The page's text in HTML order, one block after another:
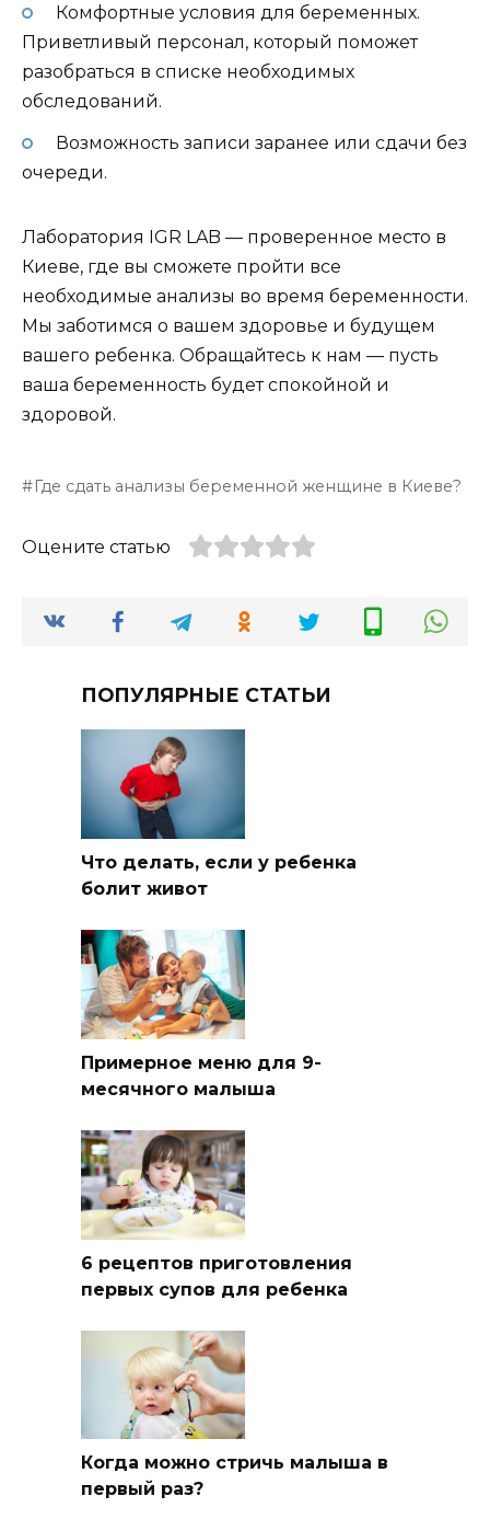
Комфортные условия для беременных.
Приветливый персонал, который поможет
разобраться в списке необходимых
обследований.
Возможность записи заранее или сдачи без
очереди.
Лаборатория IGR LAB — проверенное место в
Киеве, где вы сможете пройти все
необходимые анализы во время беременности.
Мы заботимся о вашем здоровье и будущем
вашего ребенка. Обращайтесь к нам — пусть
ваша беременность будет спокойной и
здоровой.
Где сдать анализы беременной женщине в Киеве?
Оцените статью
ПОПУЛЯРНЫЕ СТАТЬИ
Что делать, если у ребенка
болит живот
Примерное меню для 9-
месячного малыша
6 рецептов приготовления
первых супов для ребенка
Когда можно стричь малыша в
первый раз?